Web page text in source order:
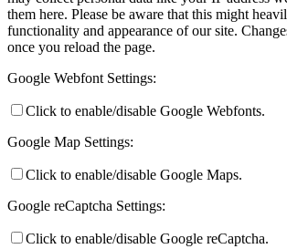
them here. Please be aware that this might
functionality and appearance of our site.
once you reload the page.
Google Webfont Settings:
Click to enable/disable Google Webfonts.
Google Map Settings:
Click to enable/disable Google Maps.
Google reCaptcha Settings:
Click to enable/disable Google reCaptcha.